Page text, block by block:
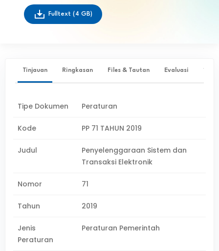
Fulltext (4 GB)
Tinjauan Ringkasan Files & Tautan Evaluasi ✨
Tipe Dokumen Peraturan
Kode PP 71 TAHUN 2019
Judul
Penyelenggaraan Sistem dan
Transaksi Elektronik
Nomor 71
Tahun 2019
Jenis
Peraturan
Peraturan Pemerintah